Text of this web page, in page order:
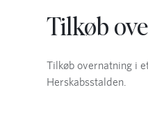
Tilkøb
Tilkøb overnatning i
Herskabsstalden.